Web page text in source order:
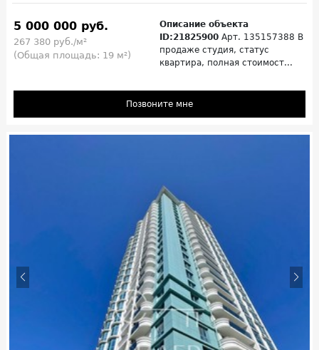
5 000 000 руб.
267 380 руб./м²
(Общая площадь: 19 м²)
Описание объекта
ID:21825900 Арт. 135157388 В
продаже студия, статус
квартира, полная стоимост...
Позвоните мне